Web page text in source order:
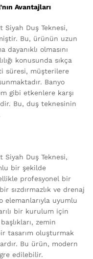
Avantajları
Siyah Duş Teknesi,
Bu, ürünün uzun
dayanıklı olmasını
konusunda sıkça
süresi, müşterilere
Banyo
gibi etkenlere karşı
Bu, duş teknesinin
Siyah Duş Teknesi,
bir şekilde
profesyonel bir
sızdırmazlık ve drenaj
elemanlarıyla uyumlu
bir kurulum için
zemin
tasarım oluşturmak
Bu ürün, modern
edilebilir.